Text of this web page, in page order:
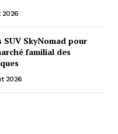
2026
SUV SkyNomad pour
familial des
2026